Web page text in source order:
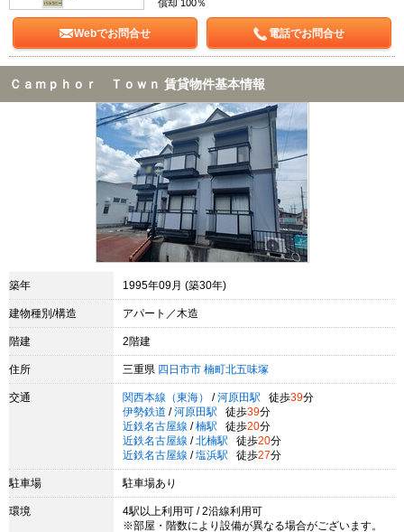
償却 100％
Webでお問合せ 電話でお問合せ
Ｃａｍｐｈｏｒ Ｔｏｗｎ 賃貸物件基本情報
築年 1995年09月 (築30年)
建物種別/構造 アパート／木造
階建 2階建
住所 三重県 四日市市 楠町北五味塚
交通 関西本線（東海） / 河原田駅 徒歩39分
伊勢鉄道 / 河原田駅 徒歩39分
近鉄名古屋線 / 楠駅 徒歩20分
近鉄名古屋線 / 北楠駅 徒歩20分
近鉄名古屋線 / 塩浜駅 徒歩27分
駐車場 駐車場あり
環境
4駅以上利用可 / 2沿線利用可
※部屋・階数により設備が異なる場合がございます。